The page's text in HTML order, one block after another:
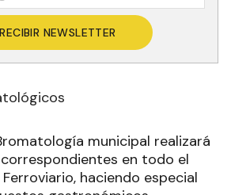
RECIBIR NEWSLETTER
municipal realizará
en todo el
haciendo especial